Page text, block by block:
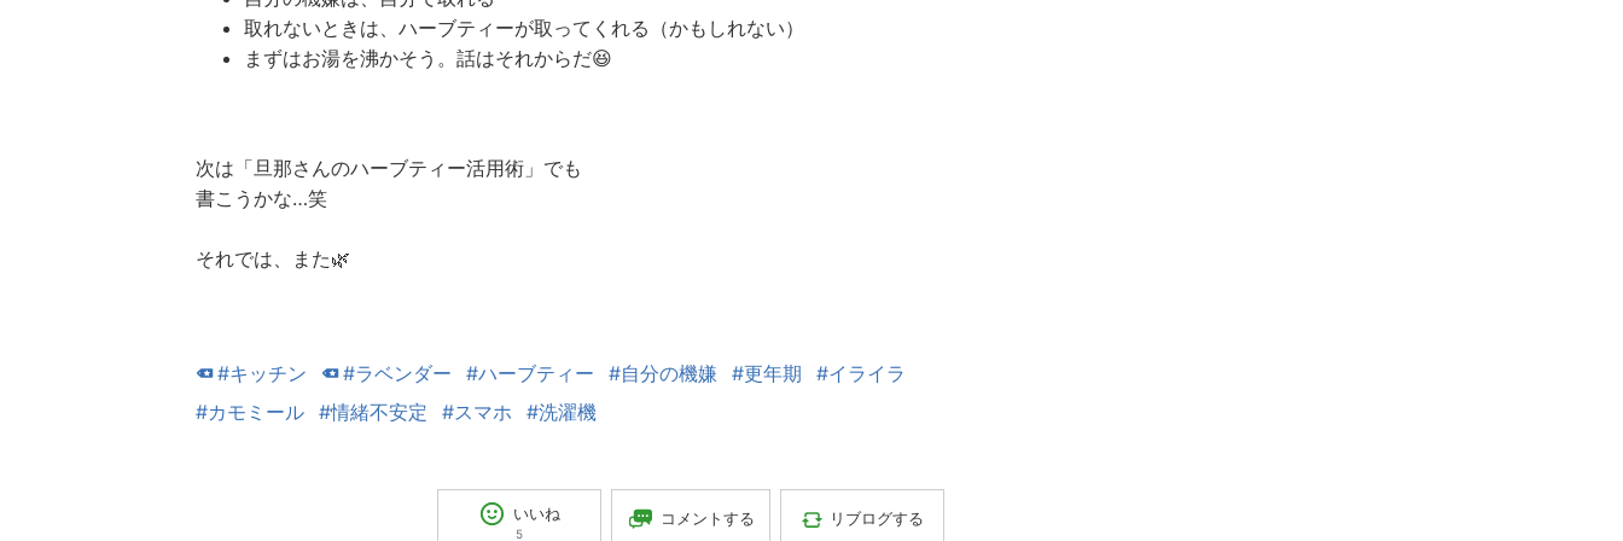
取れないときは、ハーブティーが取ってくれる（かもしれない）
まずはお湯を沸かそう。話はそれからだ😆
次は「旦那さんのハーブティー活用術」でも
書こうかな…笑
それでは、また🌿
#キッチン #ラベンダー #ハーブティー #自分の機嫌 #更年期
#イライラ
#カモミール #情緒不安定 #スマホ #洗濯機
いいね
5
コメントする リブログする